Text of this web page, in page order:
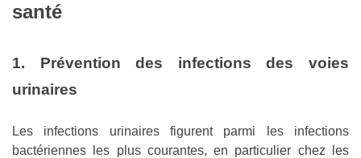
santé
1. Prévention des infections des voies
urinaires
Les infections urinaires figurent parmi les infections
bactériennes les plus courantes, en particulier chez les